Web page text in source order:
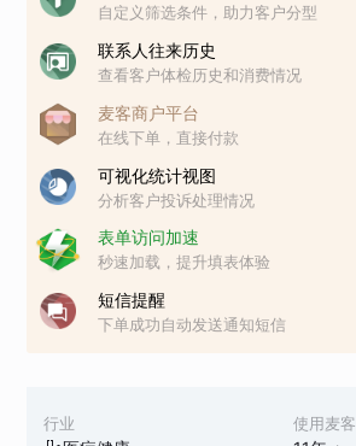
行业 使用麦客
自定义筛选条件，助力客户分型
联系人往来历史
查看客户体检历史和消费情况
麦客商户平台
在线下单，直接付款
可视化统计视图
分析客户投诉处理情况
表单访问加速
秒速加载，提升填表体验
短信提醒
下单成功自动发送通知短信